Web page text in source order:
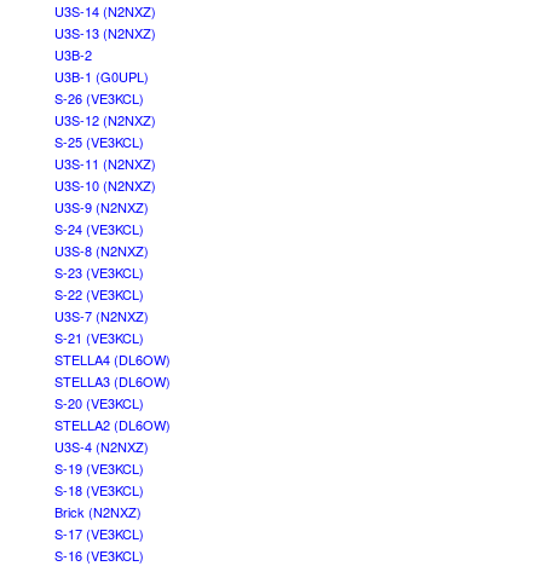
U3S-14 (N2NXZ)
U3S-13 (N2NXZ)
U3B-2
U3B-1 (G0UPL)
S-26 (VE3KCL)
U3S-12 (N2NXZ)
S-25 (VE3KCL)
U3S-11 (N2NXZ)
U3S-10 (N2NXZ)
U3S-9 (N2NXZ)
S-24 (VE3KCL)
U3S-8 (N2NXZ)
S-23 (VE3KCL)
S-22 (VE3KCL)
U3S-7 (N2NXZ)
S-21 (VE3KCL)
STELLA4 (DL6OW)
STELLA3 (DL6OW)
S-20 (VE3KCL)
STELLA2 (DL6OW)
U3S-4 (N2NXZ)
S-19 (VE3KCL)
S-18 (VE3KCL)
Brick (N2NXZ)
S-17 (VE3KCL)
S-16 (VE3KCL)